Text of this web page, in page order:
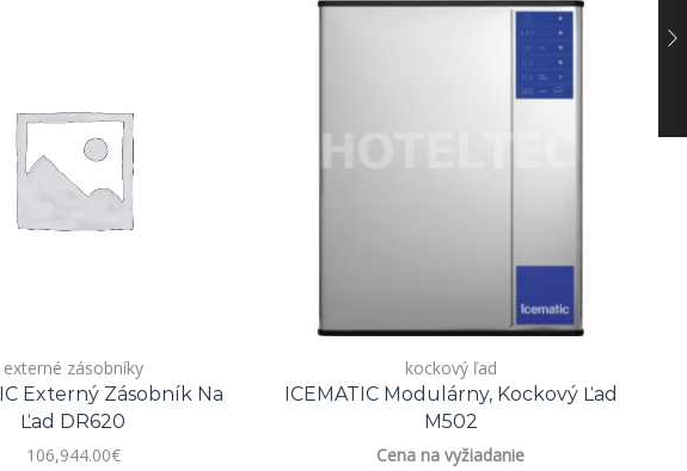
externé zásobníky
Externý Zásobník Na
Ľad DR620
106,944.00€
kockový ľad
ICEMATIC Modulárny, Kockový Ľad
M502
Cena na vyžiadanie